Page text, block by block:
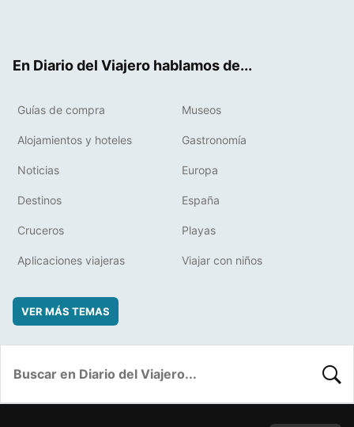
En Diario del Viajero hablamos de...
Guías de compra Museos
Alojamientos y hoteles Gastronomía
Noticias Europa
Destinos España
Cruceros Playas
Aplicaciones viajeras Viajar con niños
VER MÁS TEMAS